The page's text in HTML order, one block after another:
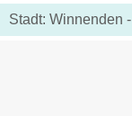
Stadt: Winnenden